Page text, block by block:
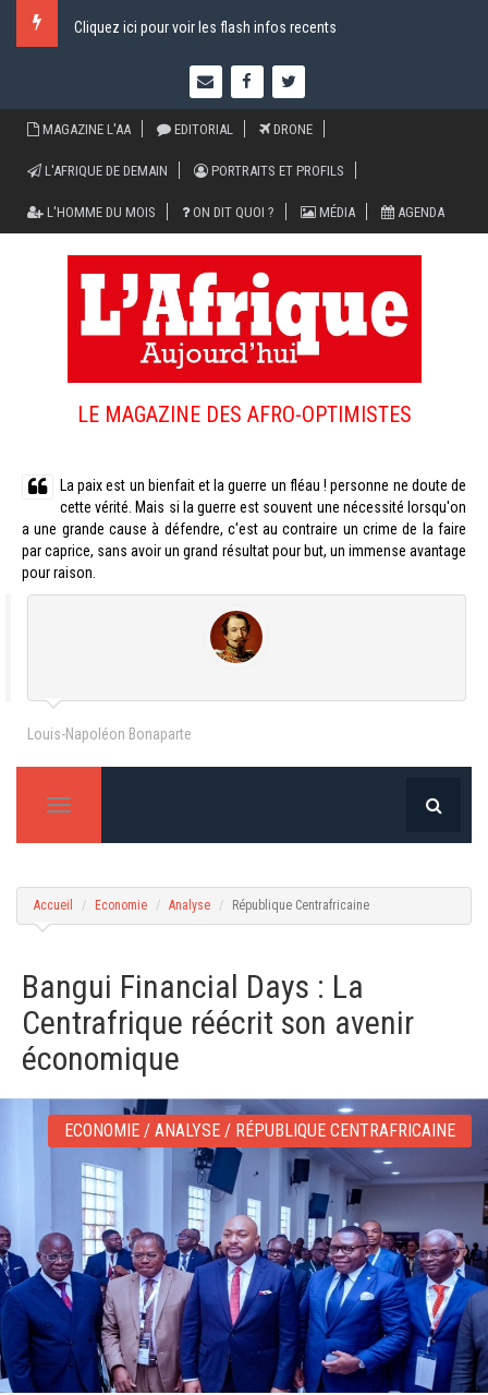
Cliquez ici pour voir les flash infos recents
MAGAZINE L'AA EDITORIAL DRONE
L'AFRIQUE DE DEMAIN PORTRAITS ET PROFILS
L'HOMME DU MOIS ON DIT QUOI ? MÉDIA AGENDA
LE MAGAZINE DES AFRO-OPTIMISTES
La paix est un bienfait et la guerre un fléau ! personne ne doute de
cette vérité. Mais si la guerre est souvent une nécessité lorsqu'on
a une grande cause à défendre, c'est au contraire un crime de la faire
par caprice, sans avoir un grand résultat pour but, un immense avantage
pour raison.
Louis-Napoléon Bonaparte
T
v
i
g
t
o
Accueil Economie Analyse République Centrafricaine
Bangui Financial Days : La
Centrafrique réécrit son avenir
économique
ECONOMIE / ANALYSE / RÉPUBLIQUE CENTRAFRICAINE